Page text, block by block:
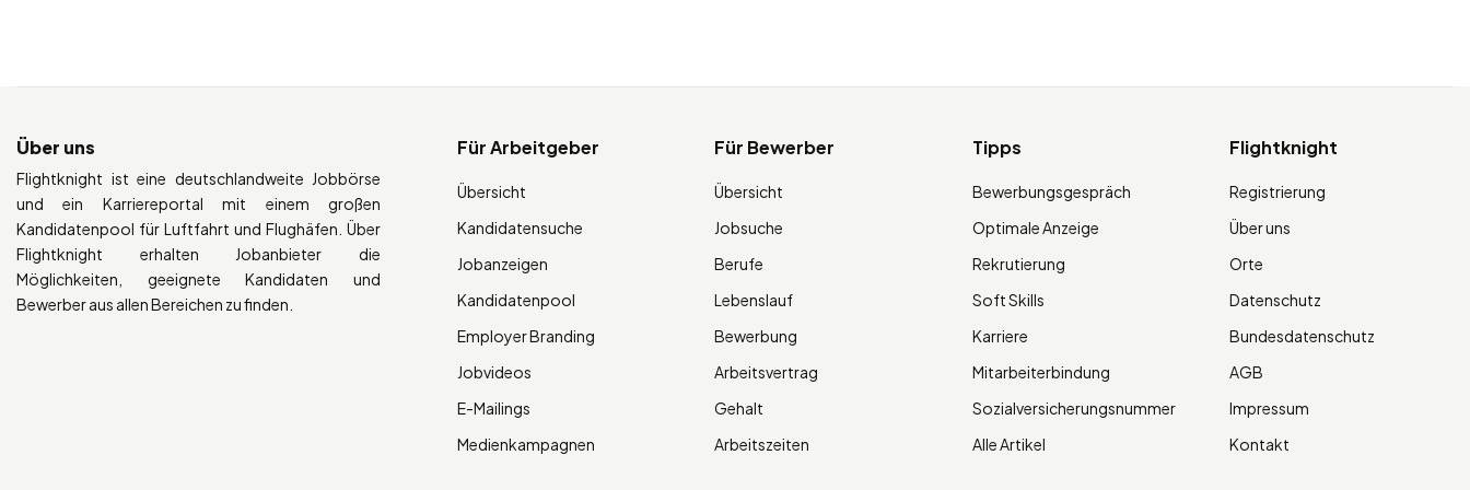
Über uns
Flightknight ist eine deutschlandweite Jobbörse
und ein Karriereportal mit einem großen
Kandidatenpool für Luftfahrt und Flughäfen. Über
Flightknight erhalten Jobanbieter die
Möglichkeiten, geeignete Kandidaten und
Bewerber aus allen Bereichen zu finden.
Für Arbeitgeber
Übersicht
Kandidatensuche
Jobanzeigen
Kandidatenpool
Employer Branding
Jobvideos
E-Mailings
Medienkampagnen
Für Bewerber
Übersicht
Jobsuche
Berufe
Lebenslauf
Bewerbung
Arbeitsvertrag
Gehalt
Arbeitszeiten
Tipps
Bewerbungsgespräch
Optimale Anzeige
Rekrutierung
Soft Skills
Karriere
Mitarbeiterbindung
Sozialversicherungsnummer
Alle Artikel
Flightknight
Registrierung
Über uns
Orte
Datenschutz
Bundesdatenschutz
AGB
Impressum
Kontakt